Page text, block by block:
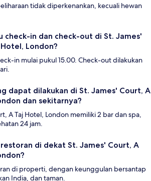
tidak diperkenankan, kecuali hewan
check-in dan check-out di St. James'
London?
in mulai pukul 15.00. Check-out dilakukan
dapat dilakukan di St. James' Court, A
dan sekitarnya?
A Taj Hotel, London memiliki 2 bar dan spa,
24 jam.
di dekat St. James' Court, A
di properti, dengan keunggulan bersantap
India, dan taman.